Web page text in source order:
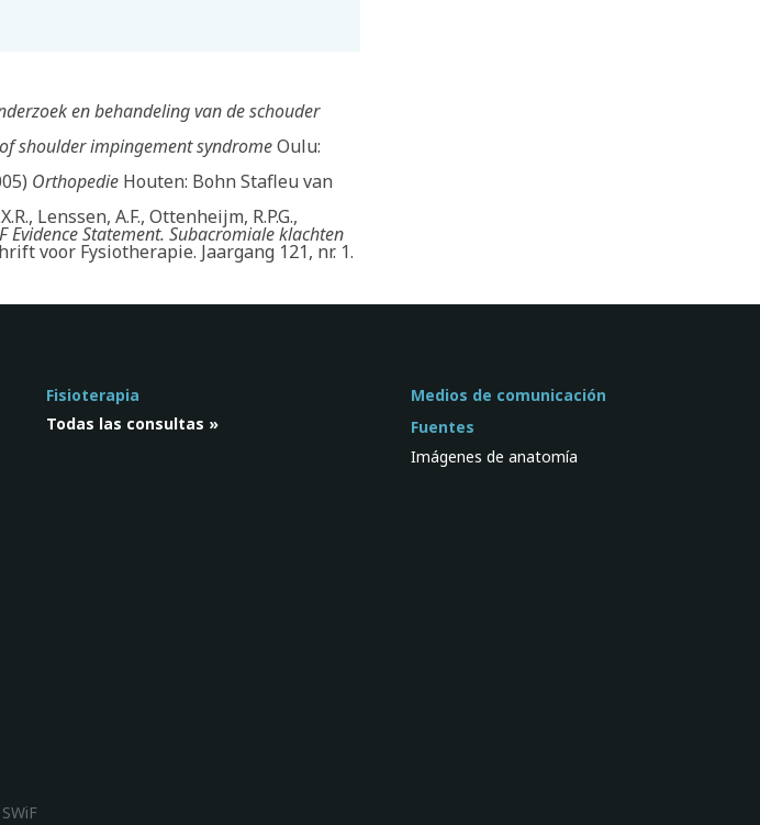
en behandeling van de schouder
shoulder impingement syndromeOulu:
Orthopedie Houten: Bohn Stafleu van
Lenssen, A.F., Ottenheijm, R.P.G.,
Evidence Statement. Subacromiale klachten
voor Fysiotherapie. Jaargang 121, nr. 1.
Fisioterapia
Todas las consultas »
Medios de comunicación
Fuentes
Imágenes de anatomía
SWiF